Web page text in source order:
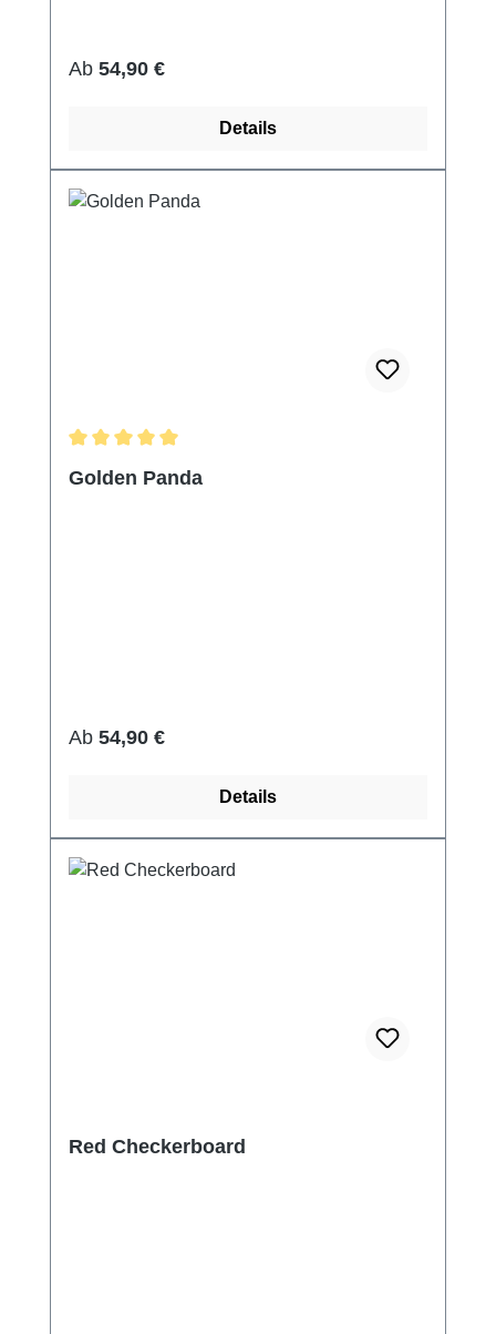
Regulärer Preis:
Ab 54,90 €
Details
Golden Panda
Regulärer Preis:
Ab 54,90 €
Details
Red Checkerboard